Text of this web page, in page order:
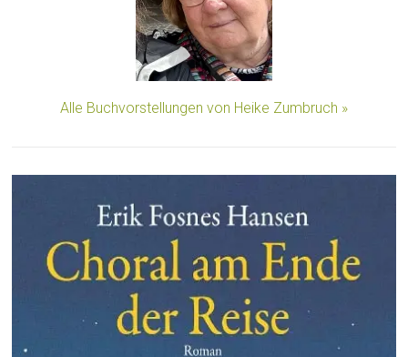
Alle Buchvorstellungen von Heike Zumbruch »